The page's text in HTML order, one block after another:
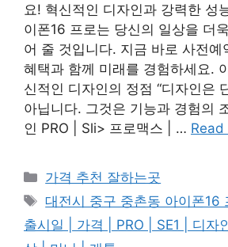
요! 혁신적인 디자인과 강력한 성
이폰16 프로는 당신의 일상을 더
어 줄 것입니다. 지금 바로 사전예
혜택과 함께 미래를 경험하세요.
신적인 디자인의 정점 “디자인은
아닙니다. 그것은 기능과 경험의
인 PRO | Sli> 프로맥스 | … Read
카
테
고
리
가격 추천 잘하는곳
태
그
대전시 중구 중촌동 아이폰16
출시일 | 가격 | PRO | SE1 | 디자